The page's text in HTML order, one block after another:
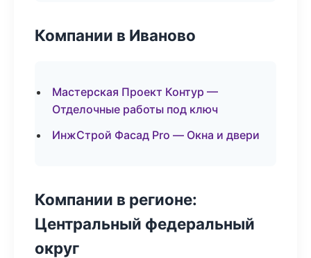
Компании в Иваново
Мастерская Проект Контур —
Отделочные работы под ключ
ИнжСтрой Фасад Pro — Окна и двери
Компании в регионе:
Центральный федеральный
округ